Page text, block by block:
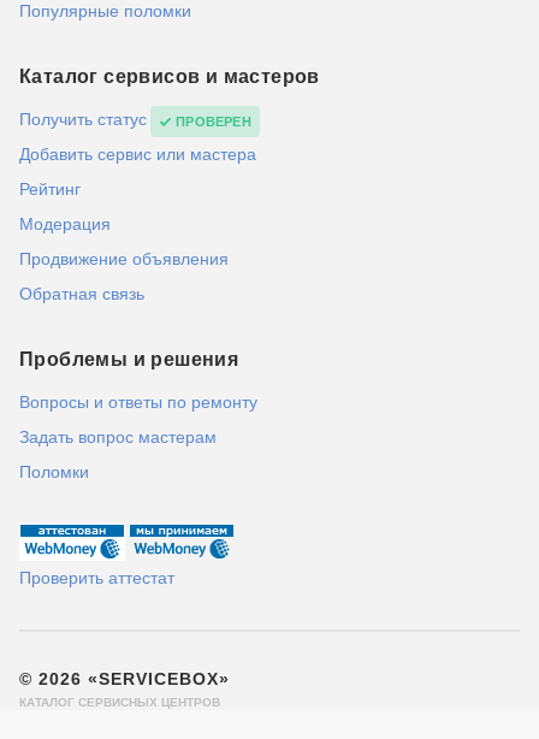
Популярные поломки
Каталог сервисов и мастеров
Получить статус ПРОВЕРЕН
Добавить сервис или мастера
Рейтинг
Модерация
Продвижение объявления
Обратная связь
Проблемы и решения
Вопросы и ответы по ремонту
Задать вопрос мастерам
Поломки
Проверить аттестат
© 2026 «SERVICEBOX»
КАТАЛОГ СЕРВИСНЫХ ЦЕНТРОВ